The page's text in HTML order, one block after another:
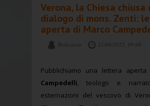
Verona, la Chiesa chiusa
dialogo di mons. Zenti:
aperta di Marco
Pubblichiamo una lettera aperta
Campedelli, teologo e
esternazioni del vescovo di